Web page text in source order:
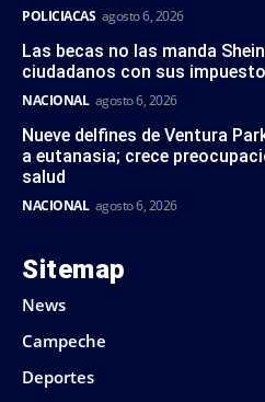
POLICIACAS agosto 6, 2026
Las becas no las manda
ciudadanos con sus
NACIONAL agosto 6, 2026
Nueve delfines de Ventura
a eutanasia; crece
salud
NACIONAL agosto 6, 2026
Sitemap
News
Campeche
Deportes